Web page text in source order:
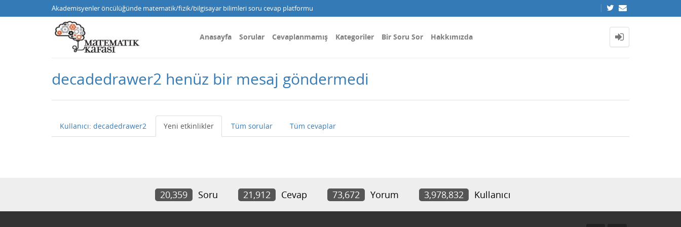
Akademisyenler öncülüğünde matematik/fizik/bilgisayar bilimleri soru cevap platformu
Anasayfa Sorular Cevaplanmamış Kategoriler Bir Soru Sor Hakkımızda
decadedrawer2 henüz bir mesaj göndermedi
Kullanıcı: decadedrawer2 Yeni etkinlikler Tüm sorular Tüm cevaplar
20,359 Soru 21,912 Cevap 73,672 Yorum 3,978,832 Kullanıcı